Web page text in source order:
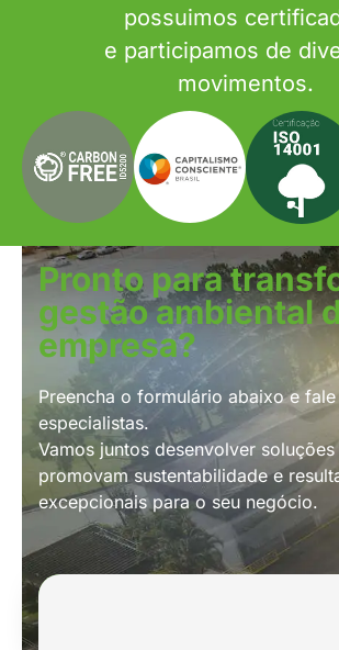
possuimos
e participamos de
movimentos.
Pronto para
gestão ambiental
empresa?
Preencha o formulário abaixo e
especialistas.
Vamos juntos desenvolver soluções
promovam sustentabilidade e
excepcionais para o seu negócio.